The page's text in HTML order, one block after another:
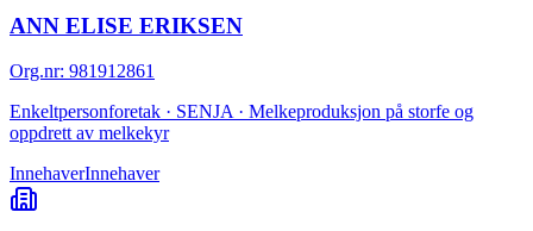
ANN ELISE ERIKSEN
Org.nr: 981912861
Enkeltpersonforetak · SENJA · Melkeproduksjon på storfe og
oppdrett av melkekyr
InnehaverInnehaver